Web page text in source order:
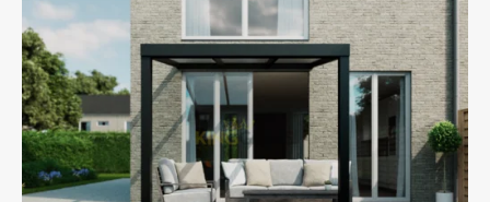
Afhalen
Montage
Betaalmethoden
Garantie
Deutsch